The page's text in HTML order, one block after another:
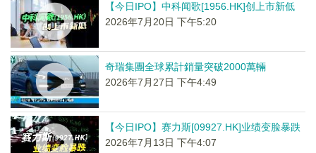
【今日IPO】中科闻歌[1956.HK]创上市新低
2026年7月20日 下午5:20
奇瑞集團全球累計銷量突破2000萬輛
2026年7月27日 下午4:49
【今日IPO】赛力斯[09927.HK]业绩变脸暴跌
2026年7月13日 下午4:07